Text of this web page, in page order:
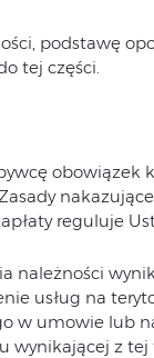
podstawę
tej części.
obowiązek
reguluje
należności
usług na
w umowie lub
z tej